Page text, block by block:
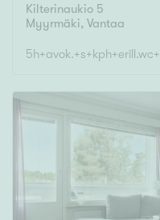
Kilterinaukio 5
Myyrmäki, Vantaa